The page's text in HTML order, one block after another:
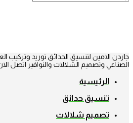
جاردن الامين لتنسيق الحدائق توريد
الصناعي وتصميم الشلالات والنوافير اتصل
الرئيسية
تنسيق حدائق
تصميم شلالات